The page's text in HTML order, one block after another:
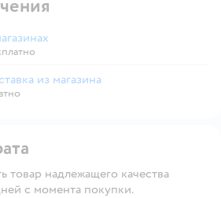
из магазина
товар надлежащего качества
с момента покупки.